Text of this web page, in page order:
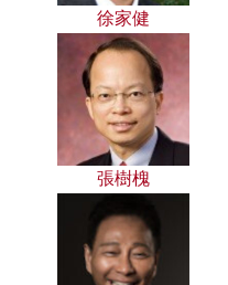
徐家健
張樹槐